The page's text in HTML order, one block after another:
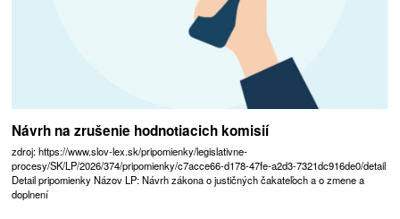
Návrh na zrušenie hodnotiacich komisií
zdroj: https://www.slov-lex.sk/pripomienky/legislativne-
procesy/SK/LP/2026/374/pripomienky/c7acce66-d178-47fe-a2d3-7321dc916de0/detail
Detail pripomienky Názov LP: Návrh zákona o justičných čakateľoch a o zmene a
doplnení